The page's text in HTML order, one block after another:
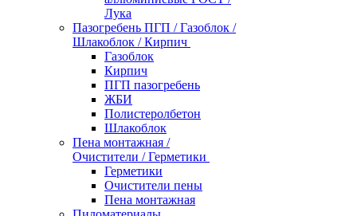
Лука
Пазогребень ПГП / Газоблок /
Шлакоблок / Кирпич
Газоблок
Кирпич
ПГП пазогребень
ЖБИ
Полистеролбетон
Шлакоблок
Пена монтажная /
Очистители / Герметики
Герметики
Очистители пены
Пена монтажная